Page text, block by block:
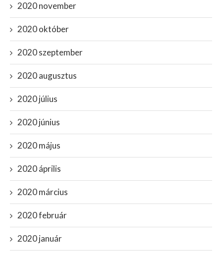
2020 november
2020 október
2020 szeptember
2020 augusztus
2020 július
2020 június
2020 május
2020 április
2020 március
2020 február
2020 január